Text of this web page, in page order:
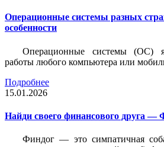
Операционные системы разных
особенности
Операционные системы (ОС)
работы любого компьютера или
Подробнее
15.01.2026
Найди своего финансового друга —
Финдог — это симпатичная